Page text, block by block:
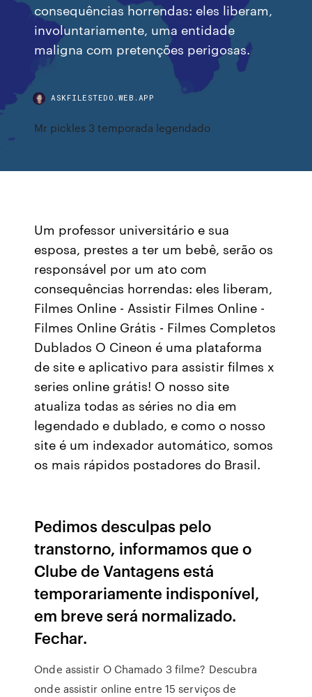
consequências horrendas: eles liberam,
involuntariamente, uma entidade
maligna com pretenções perigosas.
ASKFILESTEDO.WEB.APP
Mr pickles 3 temporada legendado
Um professor universitário e sua
esposa, prestes a ter um bebê, serão os
responsável por um ato com
consequências horrendas: eles liberam,
Filmes Online - Assistir Filmes Online -
Filmes Online Grátis - Filmes Completos
Dublados O Cineon é uma plataforma
de site e aplicativo para assistir filmes x
series online grátis! O nosso site
atualiza todas as séries no dia em
legendado e dublado, e como o nosso
site é um indexador automático, somos
os mais rápidos postadores do Brasil.
Pedimos desculpas pelo
transtorno, informamos que o
Clube de Vantagens está
temporariamente indisponível,
em breve será normalizado.
Fechar.
Onde assistir O Chamado 3 filme? Descubra
onde assistir online entre 15 serviços de